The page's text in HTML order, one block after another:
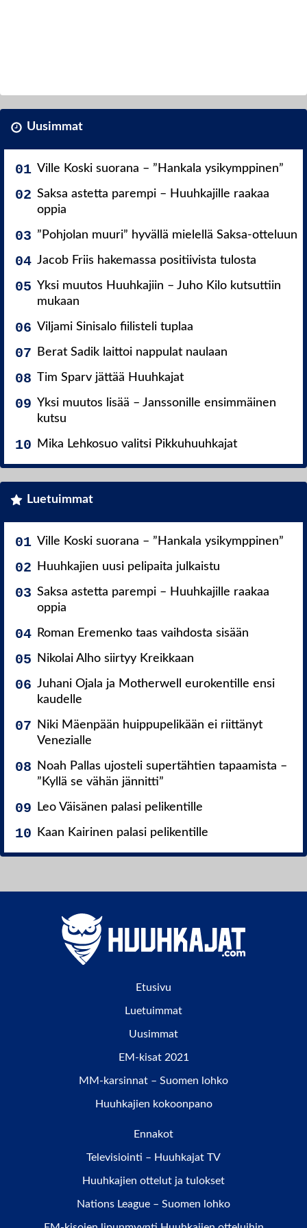
Uusimmat
Ville Koski suorana – ”Hankala ysikymppinen”
Saksa astetta parempi – Huuhkajille raakaa
oppia
”Pohjolan muuri” hyvällä mielellä Saksa-otteluun
Jacob Friis hakemassa positiivista tulosta
Yksi muutos Huuhkajiin – Juho Kilo kutsuttiin
mukaan
Viljami Sinisalo fiilisteli tuplaa
Berat Sadik laittoi nappulat naulaan
Tim Sparv jättää Huuhkajat
Yksi muutos lisää – Janssonille ensimmäinen
kutsu
Mika Lehkosuo valitsi Pikkuhuuhkajat
Luetuimmat
Ville Koski suorana – ”Hankala ysikymppinen”
Huuhkajien uusi pelipaita julkaistu
Saksa astetta parempi – Huuhkajille raakaa
oppia
Roman Eremenko taas vaihdosta sisään
Nikolai Alho siirtyy Kreikkaan
Juhani Ojala ja Motherwell eurokentille ensi
kaudelle
Niki Mäenpään huippupelikään ei riittänyt
Venezialle
Noah Pallas ujosteli supertähtien tapaamista –
”Kyllä se vähän jännitti”
Leo Väisänen palasi pelikentille
Kaan Kairinen palasi pelikentille
Etusivu
Luetuimmat
Uusimmat
EM-kisat 2021
MM-karsinnat – Suomen lohko
Huuhkajien kokoonpano
Ennakot
Televisiointi – Huuhkajat TV
Huuhkajien ottelut ja tulokset
Nations League – Suomen lohko